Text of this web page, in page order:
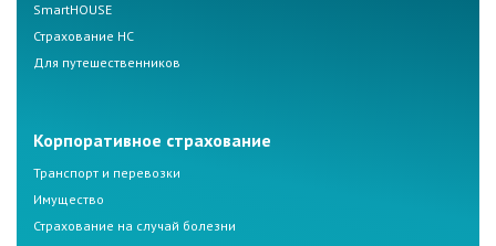
SmartHOUSE
Страхование НС
Для путешественников
Корпоративное страхование
Транспорт и перевозки
Имущество
Страхование на случай болезни